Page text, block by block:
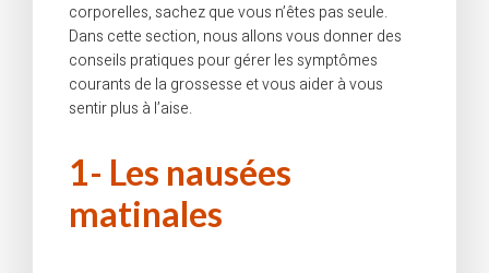
corporelles, sachez que vous n’êtes pas seule.
Dans cette section, nous allons vous donner des
conseils pratiques pour gérer les symptômes
courants de la grossesse et vous aider à vous
sentir plus à l’aise.
1- Les nausées
matinales